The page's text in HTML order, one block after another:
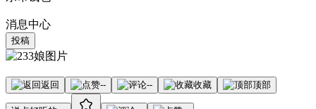
消息中心
投稿
返回 -- -- 收藏 顶部